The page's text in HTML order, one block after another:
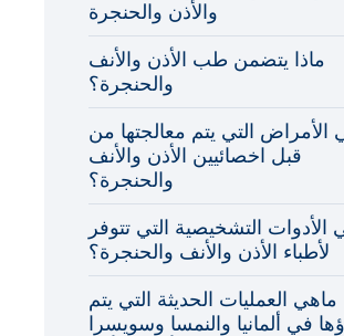
والأذن والحنجرة
ماذا يتضمن طب الأذن والأنف
والحنجرة؟
الأمراض التي يتم معالجتها من
قبل اخصائيين الأذن والأنف
والحنجرة؟
الأدوات التشخيصية التي تتوفر
لأطباء الأذن والأنف والحنجرة؟
ماهي العمليات الحديثة التي يتم
في ألمانيا والنمسا وسويسرا